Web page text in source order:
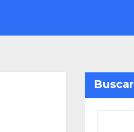
Buscar